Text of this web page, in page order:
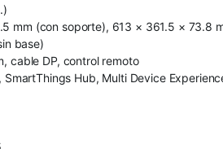
mm (con soporte), 613 × 361.5 × 73.8
base)
cable DP, control remoto
Hub, Multi Device